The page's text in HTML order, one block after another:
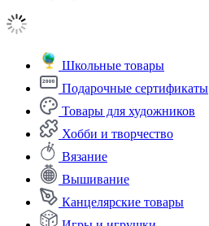
Школьные товары
Подарочные сертификаты
Товары для художников
Хобби и творчество
Вязание
Вышивание
Канцелярские товары